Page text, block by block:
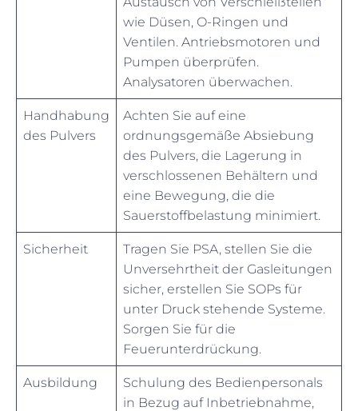
wie Düsen, O-Ringen und
Ventilen. Antriebsmotoren und
Pumpen überprüfen.
Analysatoren überwachen.
Handhabung
des Pulvers
Achten Sie auf eine
ordnungsgemäße Absiebung
des Pulvers, die Lagerung in
verschlossenen Behältern und
eine Bewegung, die die
Sauerstoffbelastung minimiert.
Sicherheit
Tragen Sie PSA, stellen Sie die
Unversehrtheit der Gasleitungen
sicher, erstellen Sie SOPs für
unter Druck stehende Systeme.
Sorgen Sie für die
Feuerunterdrückung.
Ausbildung
Schulung des Bedienpersonals
in Bezug auf Inbetriebnahme,